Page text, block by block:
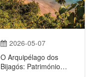
2026-05-07
O Arquipélago dos
Bijagós: Património